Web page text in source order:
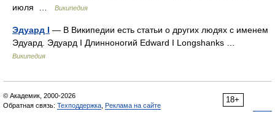
июля …
Википедия
Эдуард I — В Википедии есть статьи о других людях с именем
Эдуард. Эдуард I Длинноногий Edward I Longshanks …
Википедия
18+
© Академик, 2000-2026
Обратная связь: Техподдержка Реклама на сайте